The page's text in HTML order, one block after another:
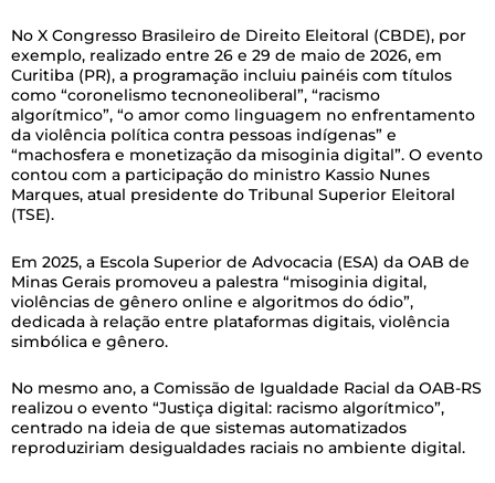
No X Congresso Brasileiro de Direito Eleitoral (CBDE), por
exemplo, realizado entre 26 e 29 de maio de 2026, em
Curitiba (PR), a programação incluiu painéis com títulos
como “coronelismo tecnoneoliberal”, “racismo
algorítmico”, “o amor como linguagem no enfrentamento
da violência política contra pessoas indígenas” e
“machosfera e monetização da misoginia digital”. O evento
contou com a participação do ministro Kassio Nunes
Marques, atual presidente do Tribunal Superior Eleitoral
(TSE).
Em 2025, a Escola Superior de Advocacia (ESA) da OAB de
Minas Gerais promoveu a palestra “misoginia digital,
violências de gênero online e algoritmos do ódio”,
dedicada à relação entre plataformas digitais, violência
simbólica e gênero.
No mesmo ano, a Comissão de Igualdade Racial da OAB-RS
realizou o evento “Justiça digital: racismo algorítmico”,
centrado na ideia de que sistemas automatizados
reproduziriam desigualdades raciais no ambiente digital.